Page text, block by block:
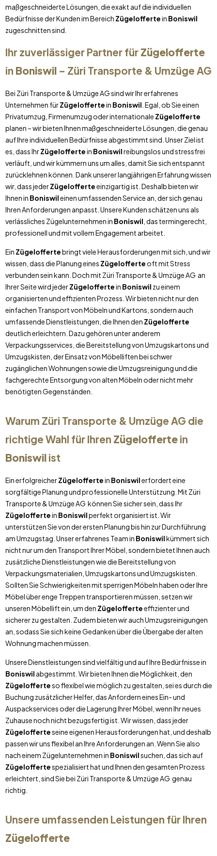
maßgeschneiderte Lösungen, die exakt auf die individuellen
Bedürfnisse der Kunden im Bereich Zügeloffertein Boniswil
zugeschnitten sind.
Ihr zuverlässiger Partner fürZügelofferte
in Boniswil– Züri Transporte & Umzüge AG
Bei Züri Transporte & Umzüge AG sind wir Ihr erfahrenes
Unternehmen fürZügeloffertein Boniswil . Egal, ob Sie einen
Privatumzug, Firmenumzug oder internationale Zügelofferte
planen – wir bieten Ihnen maßgeschneiderte Lösungen, die genau
auf Ihre individuellen Bedürfnisse abgestimmt sind. Unser Ziel ist
es, dass IhrZügeloffertein Boniswilreibungslos und stressfrei
verläuft, und wir kümmern uns um alles, damit Sie sich entspannt
zurücklehnen können. Dank unserer langjährigen Erfahrung wissen
wir, dass jederZügelofferteeinzigartig ist. Deshalb bieten wir
Ihnen in Boniswileinen umfassenden Service an, der sich genau
Ihren Anforderungen anpasst. Unsere Kunden schätzen uns als
verlässliches Zügelunternehmen in Boniswil , das termingerecht,
professionell und mit vollem Engagement arbeitet.
Ein Zügeloffertebringt viele Herausforderungen mit sich, und wir
wissen, dass die Planung eines Zügelofferteoft mit Stress
verbunden sein kann. Doch mit Züri Transporte & Umzüge AG an
Ihrer Seite wird jederZügeloffertein Boniswil zu einem
organisierten und effizienten Prozess. Wir bieten nicht nur den
einfachen Transport von Möbeln und Kartons, sondern auch
umfassende Dienstleistungen, die Ihnen den Zügelofferte
deutlich erleichtern. Dazu gehören unter anderem
Verpackungsservices, die Bereitstellung von Umzugskartons und
Umzugskisten, der Einsatz von Möbelliften bei schwer
zugänglichen Wohnungen sowie die Umzugsreinigung und die
fachgerechte Entsorgung von alten Möbeln oder nicht mehr
benötigten Gegenständen.
Warum Züri Transporte & Umzüge AG die
richtige Wahl für Ihren Zügeloffertein
Boniswilist
Ein erfolgreicherZügeloffertein Boniswilerfordert eine
sorgfältige Planung und professionelle Unterstützung. Mit Züri
Transporte & Umzüge AG können Sie sicher sein, dass Ihr
Zügeloffertein Boniswilperfekt organisiert ist. Wir
unterstützen Sie von der ersten Planung bis hin zur Durchführung
am Umzugstag. Unser erfahrenes Team in Boniswilkümmert sich
nicht nur um den Transport Ihrer Möbel, sondern bietet Ihnen auch
zusätzliche Dienstleistungen wie die Bereitstellung von
Verpackungsmaterialien, Umzugskartons und Umzugskisten.
Sollten Sie Schwierigkeiten mit sperrigen Möbeln haben oder Ihre
Möbel über enge Treppen transportieren müssen, setzen wir
unseren Möbellift ein, um den Zügelofferteeffizienter und
sicherer zu gestalten. Zudem bieten wir auch Umzugsreinigungen
an, sodass Sie sich keine Gedanken über die Übergabe der alten
Wohnung machen müssen.
Unsere Dienstleistungen sind vielfältig und auf Ihre Bedürfnisse in
Boniswil abgestimmt. Wir bieten Ihnen die Möglichkeit, den
Zügelofferteso flexibel wie möglich zu gestalten, sei es durch die
Buchung zusätzlicher Helfer, das Anfordern eines Ein- und
Auspackservices oder die Lagerung Ihrer Möbel, wenn Ihr neues
Zuhause noch nicht bezugsfertig ist. Wir wissen, dass jeder
Zügelofferteseine eigenen Herausforderungen hat, und deshalb
passen wir uns flexibel an Ihre Anforderungen an. Wenn Sie also
nach einem Zügelunternehmen in Boniswilsuchen, das sich auf
Zügeloffertespezialisiert hat und Ihnen den gesamten Prozess
erleichtert, sind Sie bei Züri Transporte & Umzüge AG genau
richtig.
Unsere umfassenden Leistungen für Ihren
Zügelofferte